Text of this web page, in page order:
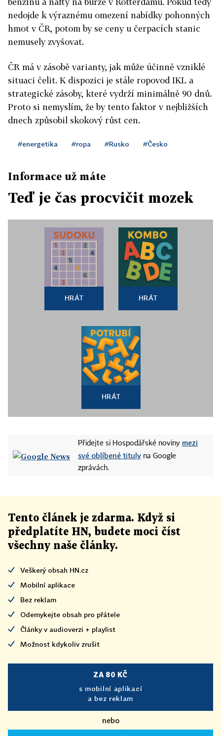
nedojde k výraznému omezení nabídky pohonných
hmot v ČR, potom by se ceny u čerpacích stanic
nemusely zvyšovat.
ČR má v zásobě varianty, jak může účinně vzniklé
situaci čelit. K dispozici je stále ropovod IKL a
strategické zásoby, které vydrží minimálně 90 dnů.
Proto si nemyslím, že by tento faktor v nejbližších
dnech způsobil skokový růst cen.
#energetika #ropa #Rusko #Česko
Informace už máte
Teď je čas procvičit mozek
HRÁT HRÁT
HRÁT
Přidejte si Hospodářské noviny mezi
své oblíbené tituly na Google
zprávách.
Tento článek je zdarma. Když si
předplatíte HN, budete moci číst
všechny naše články.
Veškerý obsah HN.cz
Mobilní aplikace
Bez reklam
Odemykejte obsah pro přátele
Články v audioverzi + playlist
Možnost kdykoliv zrušit
ZA 80 KČ
s mobilní aplikací
a bez reklam
nebo